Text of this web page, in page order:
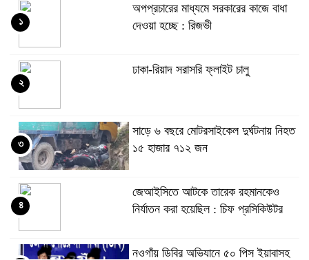
অপপ্রচারের মাধ্যমে সরকারের কাজে বাধা
দেওয়া হচ্ছে : রিজভী
১
ঢাকা-রিয়াদ সরাসরি ফ্লাইট চালু
২
সাড়ে ৬ বছরে মোটরসাইকেল দুর্ঘটনায় নিহত
১৫ হাজার ৭১২ জন
৩
জেআইসিতে আটকে তারেক রহমানকেও
নির্যাতন করা হয়েছিল : চিফ প্রসিকিউটর
৪
নওগাঁয় ডিবির অভিযানে ৫০ পিস ইয়াবাসহ